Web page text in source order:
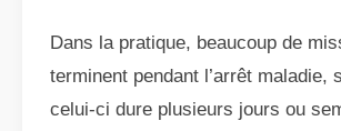
Dans la pratique, beaucoup de
terminent pendant l’arrêt maladie,
celui-ci dure plusieurs jours ou